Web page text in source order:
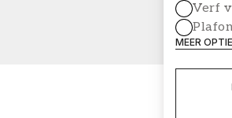
Verf
MEER